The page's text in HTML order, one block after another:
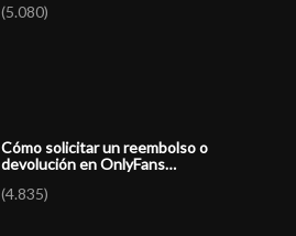
(5.080)
Cómo solicitar un reembolso o
devolución en OnlyFans…
(4.835)